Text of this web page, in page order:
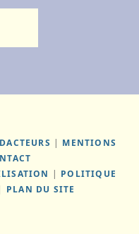
| MENTIONS
| POLITIQUE
| PLAN DU SITE